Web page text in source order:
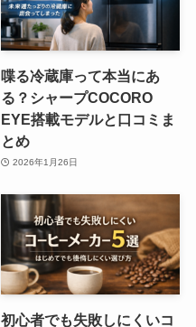
喋る冷蔵庫って本当にあ
る？シャープCOCORO
EYE搭載モデルと口コミま
とめ
2026年1月26日
初心者でも失敗しにくいコ